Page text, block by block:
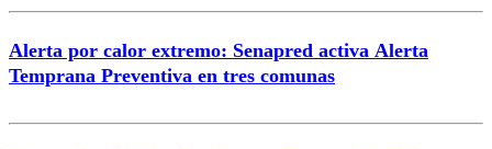
Alerta por calor extremo: Senapred activa Alerta
Temprana Preventiva en tres comunas